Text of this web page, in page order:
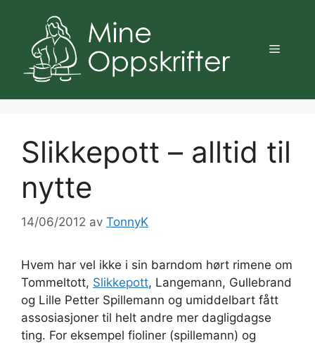
innhold
Meny
Slikkepott – alltid til
nytte
14/06/2012 av TonnyK
Hvem har vel ikke i sin barndom hørt rimene om
Tommeltott, Slikkepott, Langemann, Gullebrand
og Lille Petter Spillemann og umiddelbart fått
assosiasjoner til helt andre mer dagligdagse
ting. For eksempel fioliner (spillemann) og